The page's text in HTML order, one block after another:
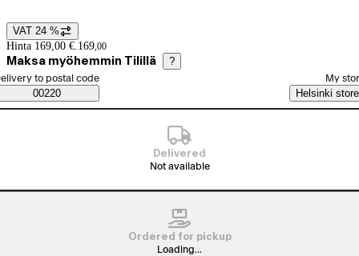
Price details
VAT 24 %
Hinta 169,00 €. 169,00
Maksa myöhemmin Tilillä ?
Saatavuustiedot
order method
to postal code
00220
My
Helsinki store
Delivered
Not available
Ordered for pickup
Loading...